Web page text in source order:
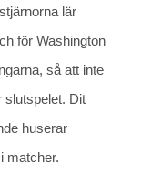
lär
för Washington
så att inte
slutspelet. Dit
huserar
matcher.